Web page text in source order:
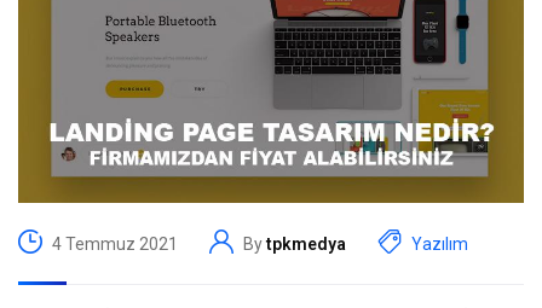
4 Temmuz 2021 Bytpkmedya Yazılım